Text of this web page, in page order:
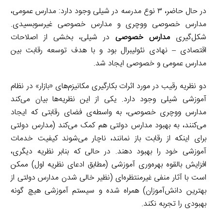
در حال حاضر، ۳ نوع مدرسه در شیلی وجود دارد: مدارس عمومی،
مدارس خصوصی ووچری و مدارس خصوصی غیرسوبسیدی.
شکل‌گیریمدارس خصوصی در شیلی، بخشی از اصلاحات
اقتصادی – نهادی نئولیبرال بود و با هدف توسعه رقابت بین
مدارس عمومی و خصوصی ایجاد شد.
دو نظریه رقیب در مورد اثرات بکارگیری مکانیزم‌های «بازار» در نظام
آموزشی شیلی وجود دارد. یکی از این نظریه‌ها بیان می‌کند
مدارس ووچری خصوصی، به واسطه‌ی فضای رقابتی که ایجاد
می‌کنند، به بهبود مدارس دولتی هم کمک می‌کند (مدارس دولتی
برای اینکه از رقابت باز نمانند، ناچار می‌شوند کیفیت خدمات
آموزشی خود را بهبود دهند. در حالی که بنابر نظریه دیگری،
افزایش بالقوه بهره‌وری آموزشی (مطابق ادعای نظریه اول) ممکن
است با آثار منفی غیرمنتظره‌ای (نظیر خالی شدن مدارس دولتی از
بهترین دانش‌آموزان) همراه شده و سیستم آموزشی هیچ گونه
بهبودی را تجربه نکند.